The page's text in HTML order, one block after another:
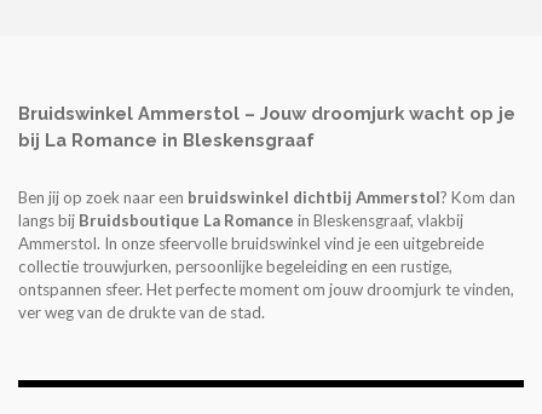
Bruidswinkel Ammerstol – Jouw droomjurk wacht op je
bij La Romance in Bleskensgraaf
Ben jij op zoek naar een bruidswinkel dichtbij Ammerstol? Kom dan
langs bij Bruidsboutique La Romance in Bleskensgraaf, vlakbij
Ammerstol. In onze sfeervolle bruidswinkel vind je een uitgebreide
collectie trouwjurken, persoonlijke begeleiding en een rustige,
ontspannen sfeer. Het perfecte moment om jouw droomjurk te vinden,
ver weg van de drukte van de stad.